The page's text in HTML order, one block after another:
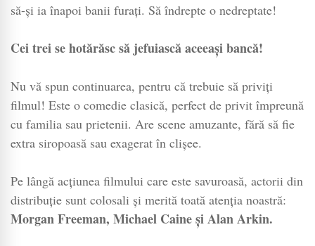
să-și ia înapoi banii furați. Să îndrepte o nedreptate!
Cei trei se hotărăsc să jefuiască aceeași bancă!
Nu vă spun continuarea, pentru că trebuie să priviți
filmul! Este o comedie clasică, perfect de privit împreună
cu familia sau prietenii. Are scene amuzante, fără să fie
extra siropoasă sau exagerat în clișee.
Pe lângă acțiunea filmului care este savuroasă, actorii din
distribuție sunt colosali și merită toată atenția noastră:
Morgan Freeman, Michael Caine și Alan Arkin.